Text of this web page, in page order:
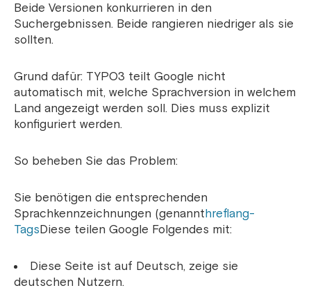
Beide Versionen konkurrieren in den
Suchergebnissen. Beide rangieren niedriger als sie
sollten.
Grund dafür: TYPO3 teilt Google nicht
automatisch mit, welche Sprachversion in welchem
​​Land angezeigt werden soll. Dies muss explizit
konfiguriert werden.
So beheben Sie das Problem:
Sie benötigen die entsprechenden
Sprachkennzeichnungen (genannthreflang-
TagsDiese teilen Google Folgendes mit:
Diese Seite ist auf Deutsch, zeige sie
deutschen Nutzern.